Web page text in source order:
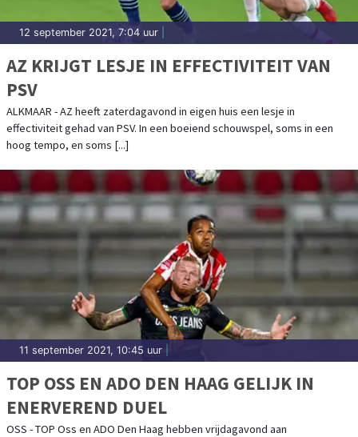
12 september 2021, 7:04 uur
AZ KRIJGT LESJE IN EFFECTIVITEIT VAN
PSV
ALKMAAR - AZ heeft zaterdagavond in eigen huis een lesje in
effectiviteit gehad van PSV. In een boeiend schouwspel, soms in een
hoog tempo, en soms [...]
11 september 2021, 10:45 uur
TOP OSS EN ADO DEN HAAG GELIJK IN
ENERVEREND DUEL
OSS - TOP Oss en ADO Den Haag hebben vrijdagavond aan